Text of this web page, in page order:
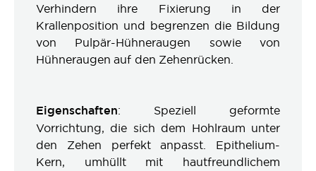
Verhindern ihre Fixierung in der
Krallenposition und begrenzen die Bildung
von Pulpär-Hühneraugen sowie von
Hühneraugen auf den Zehenrücken.
Eigenschaften: Speziell geformte
Vorrichtung, die sich dem Hohlraum unter
den Zehen perfekt anpasst. Epithelium-
Kern, umhüllt mit hautfreundlichem